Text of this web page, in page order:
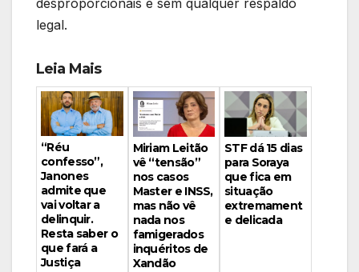
legal.
Leia Mais
“Réu
confesso”,
Janones
admite que
vai voltar a
delinquir.
Resta saber o
que fará a
Justiça
Miriam Leitão
vê “tensão”
nos casos
Master e INSS,
mas não vê
nada nos
famigerados
inquéritos de
Xandão
STF dá 15 dias
para Soraya
que fica em
situação
extremament
e delicada